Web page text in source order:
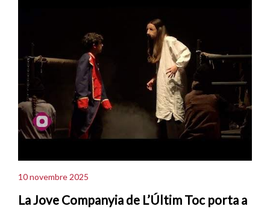
10 novembre 2025
La Jove Companyia de L’Últim Toc porta a